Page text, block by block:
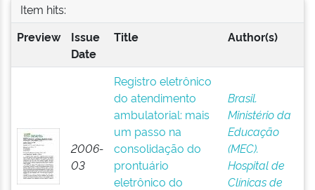
Item hits:
Preview
Issue
Date
Title Author(s)
2006-
03
Registro eletrônico
do atendimento
ambulatorial: mais
um passo na
consolidação do
prontuário
eletrônico do
Brasil.
Ministério da
Educação
(MEC).
Hospital de
Clínicas de